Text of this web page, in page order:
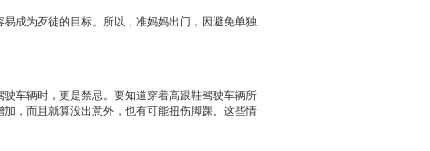
成为歹徒的目标。所以，准妈妈出门，因避免单独
车辆时，更是禁忌。要知道穿着高跟鞋驾驶车辆所
，而且就算没出意外，也有可能扭伤脚踝。这些情